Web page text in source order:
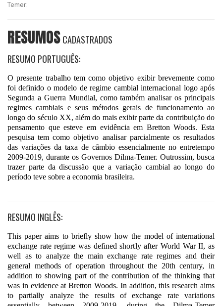
Temer;
RESUMOSCADASTRADOS
RESUMO PORTUGUÊS:
O presente trabalho tem como objetivo exibir brevemente como
foi definido o modelo de regime cambial internacional logo após
Segunda a Guerra Mundial, como também analisar os principais
regimes cambiais e seus métodos gerais de funcionamento ao
longo do século XX, além do mais exibir parte da contribuição do
pensamento que esteve em evidência em Bretton Woods. Esta
pesquisa tem como objetivo analisar parcialmente os resultados
das variações da taxa de câmbio essencialmente no entretempo
2009-2019, durante os Governos Dilma-Temer. Outrossim, busca
trazer parte da discussão que a variação cambial ao longo do
período teve sobre a economia brasileira.
RESUMO INGLÊS:
This paper aims to briefly show how the model of international
exchange rate regime was defined shortly after World War II, as
well as to analyze the main exchange rate regimes and their
general methods of operation throughout the 20th century, in
addition to showing part of the contribution of the thinking that
was in evidence at Bretton Woods. In addition, this research aims
to partially analyze the results of exchange rate variations